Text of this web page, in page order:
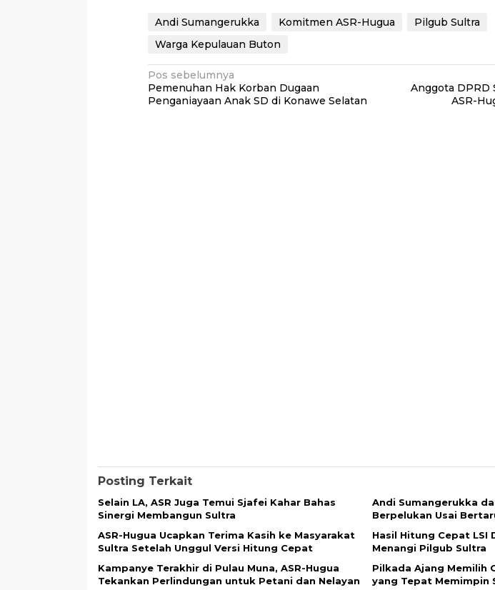
Andi Sumangerukka Komitmen ASR-Hugua
Pilgub Sultra
Warga Kepulauan Buton
Navigasi
pos
Pos sebelumnya
Pemenuhan Hak Korban Dugaan
Penganiayaan Anak SD di Konawe Selatan
Anggota DPRD
ASR-
Posting Terkait
Selain LA, ASR Juga Temui Sjafei Kahar Bahas
Sinergi Membangun Sultra
Andi Sumangerukka
Berpelukan Usai
ASR-Hugua Ucapkan Terima Kasih ke Masyarakat
Sultra Setelah Unggul Versi Hitung Cepat
Hasil Hitung Cepat LSI
Menangi Pilgub Sultra
Kampanye Terakhir di Pulau Muna, ASR-Hugua
Tekankan Perlindungan untuk Petani dan Nelayan
Pilkada Ajang Memilih
yang Tepat Memimpin